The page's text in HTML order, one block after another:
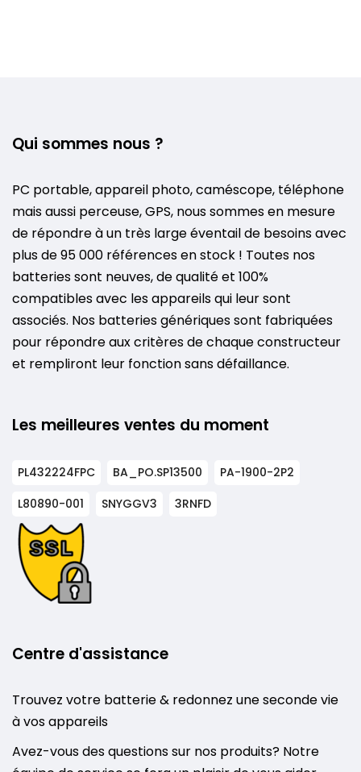
Qui sommes nous ?
PC portable, appareil photo, caméscope, téléphone
mais aussi perceuse, GPS, nous sommes en mesure
de répondre à un très large éventail de besoins avec
plus de 95 000 références en stock ! Toutes nos
batteries sont neuves, de qualité et 100%
compatibles avec les appareils qui leur sont
associés. Nos batteries génériques sont fabriquées
pour répondre aux critères de chaque constructeur
et rempliront leur fonction sans défaillance.
Les meilleures ventes du moment
PL432224FPC BA_PO.SP13500
PA-1900-2P2
L80890-001
SNYGGV3 3RNFD
Centre d'assistance
Trouvez votre batterie & redonnez une seconde vie
à vos appareils
Avez-vous des questions sur nos produits? Notre